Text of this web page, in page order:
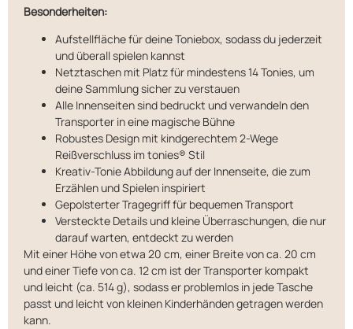
Besonderheiten:
Aufstellfläche für deine Toniebox, sodass du jederzeit
und überall spielen kannst
Netztaschen mit Platz für mindestens 14 Tonies, um
deine Sammlung sicher zu verstauen
Alle Innenseiten sind bedruckt und verwandeln den
Transporter in eine magische Bühne
Robustes Design mit kindgerechtem 2-Wege
Reißverschluss im tonies® Stil
Kreativ-Tonie Abbildung auf der Innenseite, die zum
Erzählen und Spielen inspiriert
Gepolsterter Tragegriff für bequemen Transport
Versteckte Details und kleine Überraschungen, die nur
darauf warten, entdeckt zu werden
Mit einer Höhe von etwa 20 cm, einer Breite von ca. 20 cm
und einer Tiefe von ca. 12 cm ist der Transporter kompakt
und leicht (ca. 514 g), sodass er problemlos in jede Tasche
passt und leicht von kleinen Kinderhänden getragen werden
kann.